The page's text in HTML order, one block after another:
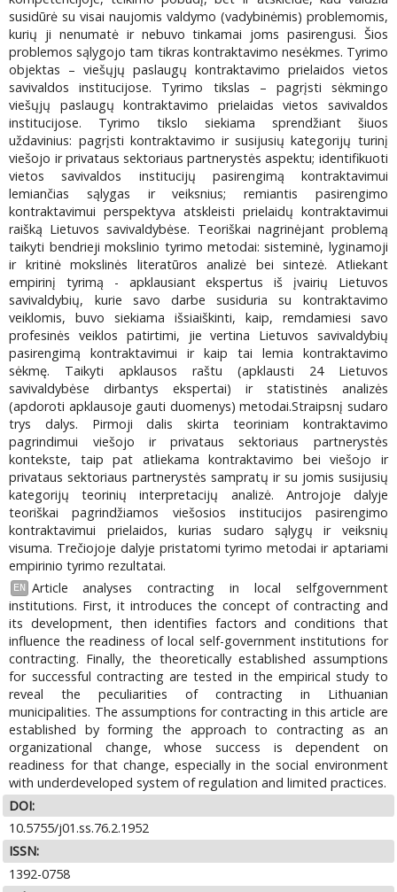
susidūrė su visai naujomis valdymo (vadybinėmis) problemomis,
kurių ji nenumatė ir nebuvo tinkamai joms pasirengusi. Šios
problemos sąlygojo tam tikras kontraktavimo nesėkmes. Tyrimo
objektas – viešųjų paslaugų kontraktavimo prielaidos vietos
savivaldos institucijose. Tyrimo tikslas – pagrįsti sėkmingo
viešųjų paslaugų kontraktavimo prielaidas vietos savivaldos
institucijose. Tyrimo tikslo siekiama sprendžiant šiuos
uždavinius: pagrįsti kontraktavimo ir susijusių kategorijų turinį
viešojo ir privataus sektoriaus partnerystės aspektu; identifikuoti
vietos savivaldos institucijų pasirengimą kontraktavimui
lemiančias sąlygas ir veiksnius; remiantis pasirengimo
kontraktavimui perspektyva atskleisti prielaidų kontraktavimui
raišką Lietuvos savivaldybėse. Teoriškai nagrinėjant problemą
taikyti bendrieji mokslinio tyrimo metodai: sisteminė, lyginamoji
ir kritinė mokslinės literatūros analizė bei sintezė. Atliekant
empirinį tyrimą - apklausiant ekspertus iš įvairių Lietuvos
savivaldybių, kurie savo darbe susiduria su kontraktavimo
veiklomis, buvo siekiama išsiaiškinti, kaip, remdamiesi savo
profesinės veiklos patirtimi, jie vertina Lietuvos savivaldybių
pasirengimą kontraktavimui ir kaip tai lemia kontraktavimo
sėkmę. Taikyti apklausos raštu (apklausti 24 Lietuvos
savivaldybėse dirbantys ekspertai) ir statistinės analizės
(apdoroti apklausoje gauti duomenys) metodai.Straipsnį sudaro
trys dalys. Pirmoji dalis skirta teoriniam kontraktavimo
pagrindimui viešojo ir privataus sektoriaus partnerystės
kontekste, taip pat atliekama kontraktavimo bei viešojo ir
privataus sektoriaus partnerystės sampratų ir su jomis susijusių
kategorijų teorinių interpretacijų analizė. Antrojoje dalyje
teoriškai pagrindžiamos viešosios institucijos pasirengimo
kontraktavimui prielaidos, kurias sudaro sąlygų ir veiksnių
visuma. Trečiojoje dalyje pristatomi tyrimo metodai ir aptariami
empirinio tyrimo rezultatai.
EN
Article analyses contracting in local selfgovernment
institutions. First, it introduces the concept of contracting and
its development, then identifies factors and conditions that
influence the readiness of local self-government institutions for
contracting. Finally, the theoretically established assumptions
for successful contracting are tested in the empirical study to
reveal the peculiarities of contracting in Lithuanian
municipalities. The assumptions for contracting in this article are
established by forming the approach to contracting as an
organizational change, whose success is dependent on
readiness for that change, especially in the social environment
with underdeveloped system of regulation and limited practices.
DOI:
10.5755/j01.ss.76.2.1952
ISSN:
1392-0758